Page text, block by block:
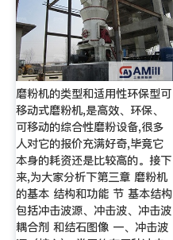
磨粉机的类型和适用性环保型可
移动式磨粉机,是高效、环保、
可移动的综合性磨粉设备,很多
人对它的报价充满好奇,毕竟它
本身的耗资还是比较高的。接下
来,为大家分析下第三章 磨粉机
的基本 结构和功能 节 基本结构
包括冲击波源、冲击波、冲击波
耦合剂 和结石图像 一、冲击波